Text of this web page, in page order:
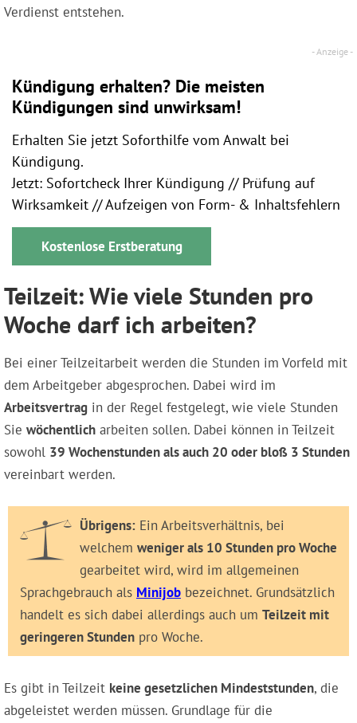
Verdienst entstehen.
Kündigung erhalten? Die meisten
Kündigungen sind unwirksam!
Erhalten Sie jetzt Soforthilfe vom Anwalt bei
Kündigung.
Jetzt: Sofortcheck Ihrer Kündigung // Prüfung auf
Wirksamkeit // Aufzeigen von Form- & Inhaltsfehlern
Kostenlose Erstberatung
Teilzeit: Wie viele Stunden pro
Woche darf ich arbeiten?
Bei einer Teilzeitarbeit werden die Stunden im Vorfeld mit
dem Arbeitgeber abgesprochen. Dabei wird im
Arbeitsvertrag in der Regel festgelegt, wie viele Stunden
Sie wöchentlich arbeiten sollen. Dabei können in Teilzeit
sowohl 39 Wochenstunden als auch 20 oder bloß 3 Stunden
vereinbart werden.
Übrigens: Ein Arbeitsverhältnis, bei
welchem weniger als 10 Stunden pro Woche
gearbeitet wird, wird im allgemeinen
Sprachgebrauch als Minijob bezeichnet. Grundsätzlich
handelt es sich dabei allerdings auch um Teilzeit mit
geringeren Stunden pro Woche.
Es gibt in Teilzeit keine gesetzlichen Mindeststunden, die
abgeleistet werden müssen. Grundlage für die